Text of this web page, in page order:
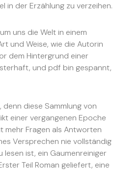
in der Erzählung zu verzeihen.
uns die Welt in einem
und Weise, wie die Autorin
dem Hintergrund einer
und pdf bin gespannt,
diese Sammlung von
einer vergangenen Epoche
mehr Fragen als Antworten
Versprechen nie vollständig
ist, ein Gaumenreiniger
Teil Roman geliefert, eine